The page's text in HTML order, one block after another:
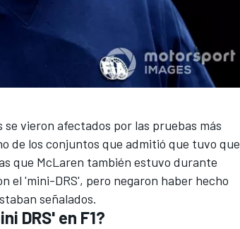
vieron afectados por las pruebas más
de los conjuntos que admitió que tuvo que
que McLaren también estuvo durante
el 'mini-DRS', pero negaron haber hecho
señalados.
DRS' en F1?